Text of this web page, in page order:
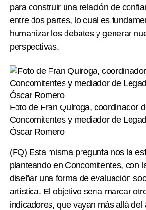
para construir una relación de
entre dos partes, lo cual es
humanizar los debates y generar
perspectivas.
Foto de Fran Quiroga, coordinador
Concomitentes y mediador de
Óscar Romero
(FQ) Esta misma pregunta nos la
planteando en Concomitentes, con
diseñar una forma de evaluación
artística. El objetivo sería marcar
indicadores, que vayan más allá del